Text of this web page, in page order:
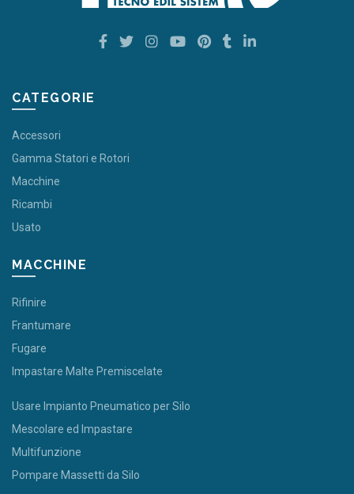
CATEGORIE
Accessori
Gamma Statori e Rotori
Macchine
Ricambi
Usato
MACCHINE
Rifinire
Frantumare
Fugare
Impastare Malte Premiscelate
Usare Impianto Pneumatico per Silo
Mescolare ed Impastare
Multifunzione
Pompare Massetti da Silo